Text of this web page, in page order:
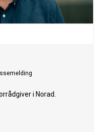
i Norad.